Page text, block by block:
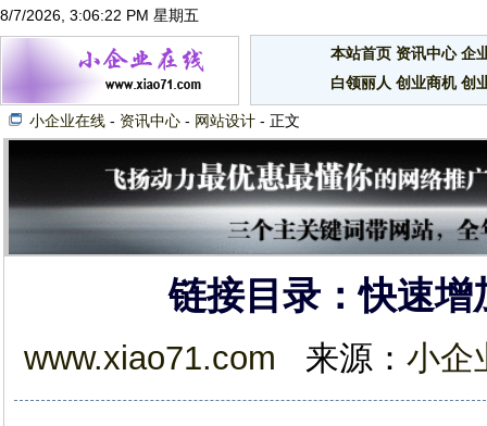
8/7/2026, 3:06:23 PM 星期五
本站首页 资讯中心 企
白领丽人 创业商机 创
小企业在线 - 资讯中心 - 网站设计 - 正文
链接目录：快速
www.xiao71.com 来源： 小企